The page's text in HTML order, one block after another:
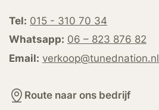
Tel: 015 - 310 70 34
Whatsapp: 06 – 823 876 82
Email: verkoop@tunednation.nl
Route naar ons bedrijf